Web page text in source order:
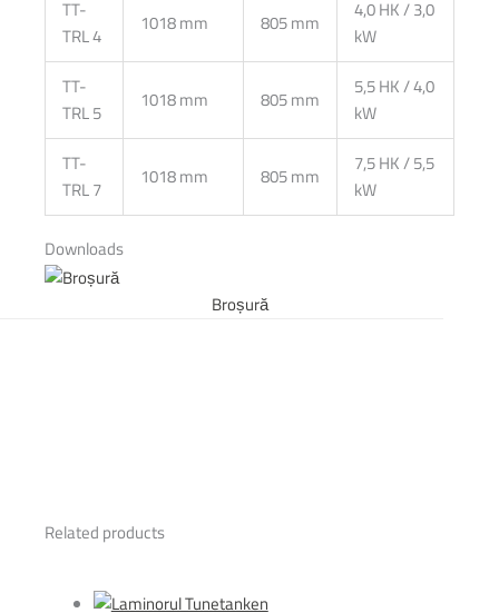
TT-
TRL 4
1018 mm 805 mm
4,0 HK / 3,0
kW
TT-
TRL 5
1018 mm 805 mm
5,5 HK / 4,0
kW
TT-
TRL 7
1018 mm 805 mm
7,5 HK / 5,5
kW
Downloads
Broșură
Related products